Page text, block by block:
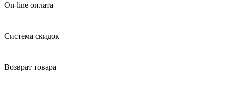
On-line оплата
Система скидок
Возврат товара